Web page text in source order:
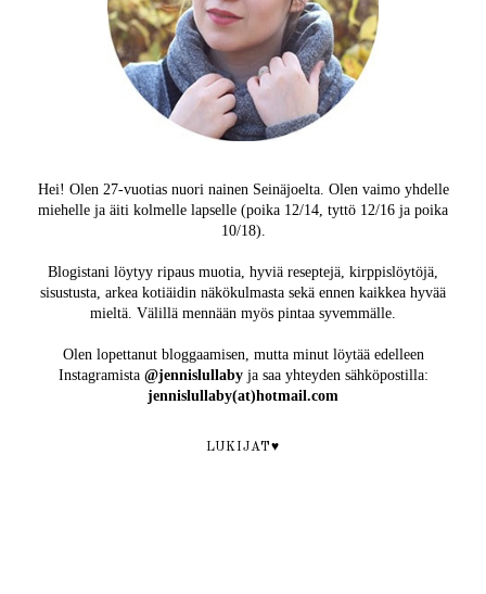
Hei! Olen 27-vuotias nuori nainen Seinäjoelta. Olen vaimo yhdelle
miehelle ja äiti kolmelle lapselle (poika 12/14, tyttö 12/16 ja poika
10/18).
Blogistani löytyy ripaus muotia, hyviä reseptejä, kirppislöytöjä,
sisustusta, arkea kotiäidin näkökulmasta sekä ennen kaikkea hyvää
mieltä. Välillä mennään myös pintaa syvemmälle.
Olen lopettanut bloggaamisen, mutta minut löytää edelleen
Instagramista @jennislullabyja saa yhteyden sähköpostilla:
jennislullaby(at)hotmail.com
LUKIJAT♥